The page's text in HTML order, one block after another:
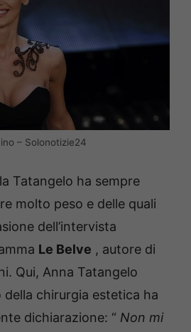
– Solonotizie24
Tatangelo ha sempre
molto peso e delle quali
dell’intervista
Le Belve , autore di
Qui, Anna Tatangelo
chirurgia estetica ha
dichiarazione: “ Non mi